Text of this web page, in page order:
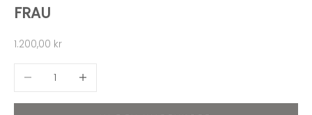
FRAU
Angebot
1.200,00 kr
Anzahl verringernAnzahl erhöhen